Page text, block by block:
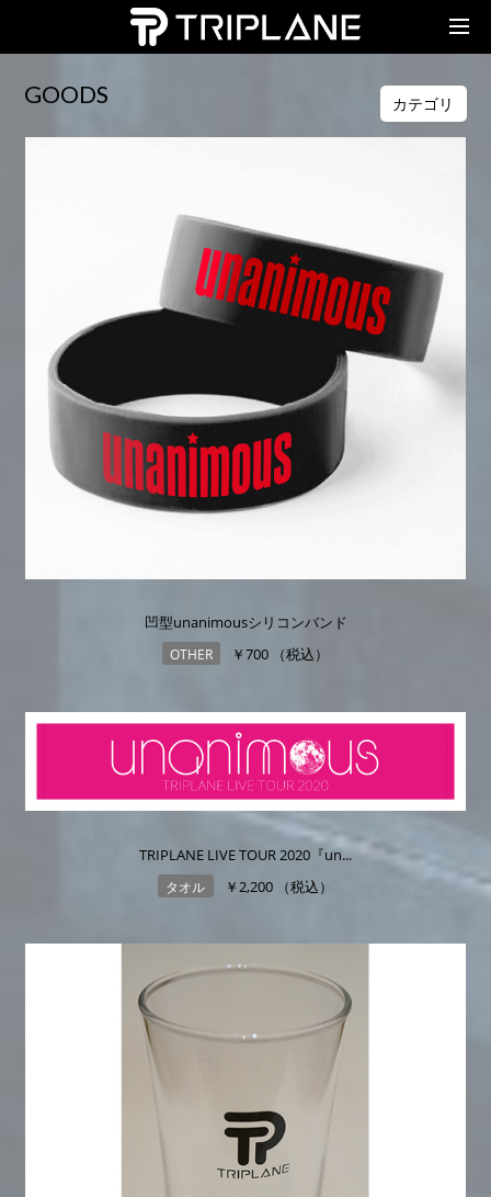
TRIPLANE Passengers
GOODS カテゴリ
凹型unanimousシリコンバンド
OTHER ￥700 （税込）
TRIPLANE LIVE TOUR 2020『un...
タオル ￥2,200 （税込）